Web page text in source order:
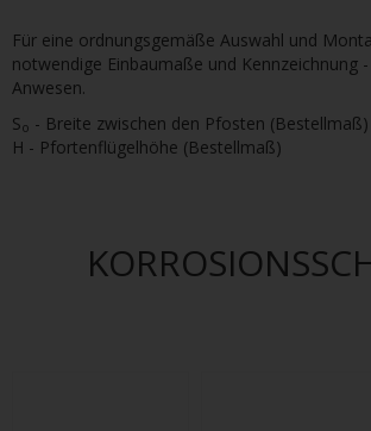
Für eine ordnungsgemäße Auswahl und
notwendige Einbaumaße und Kennzeichnung
Anwesen.
So - Breite zwischen den Pfosten (Bestellmaß)
H - Pfortenflügelhöhe (Bestellmaß)